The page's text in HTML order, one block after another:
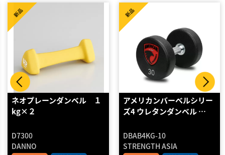
アメリカンバーベルシリー
ズ4 ウレタンダンベル …
DBAB4KG-10
STRENGTH ASIA
新品
TPUダンベル 56kg
BL-TD56
BULL
新品